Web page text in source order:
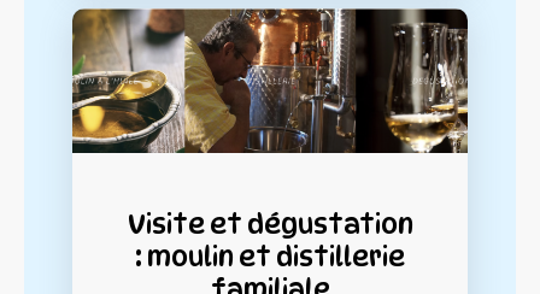
Visite et dégustation
: moulin et distillerie